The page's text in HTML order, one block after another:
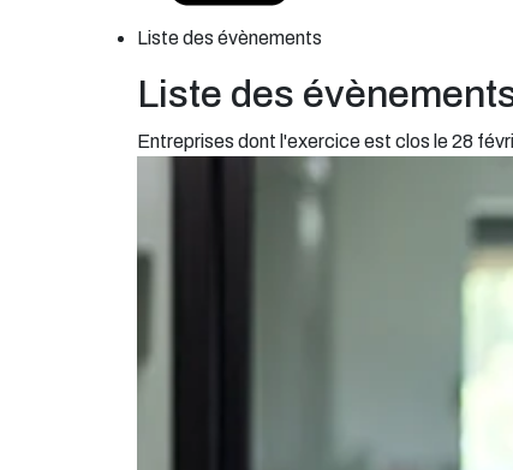
Liste des évènements
Liste des
Entreprises dont l'exercice est clos le 28